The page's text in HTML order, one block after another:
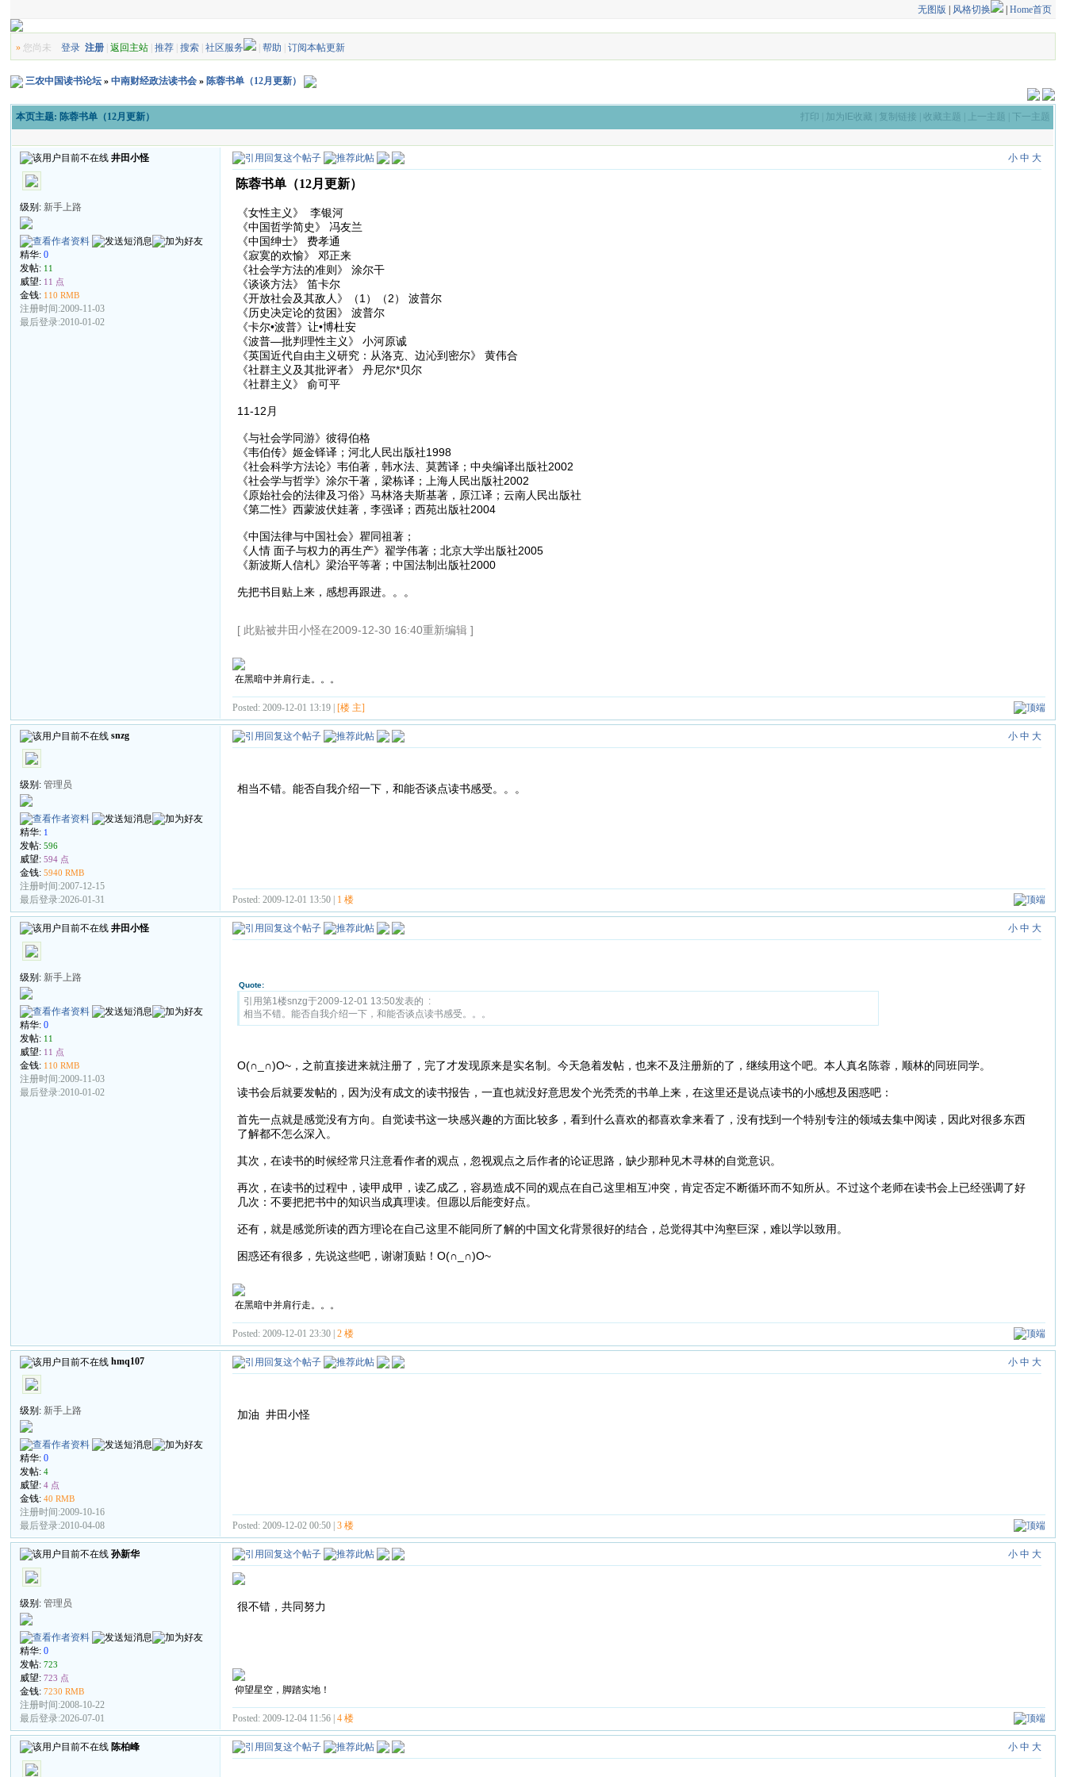
无图版 风格切换 | Home首页
» 您尚未登录 注册 |返回主站 |推荐 |搜索 |社区服务 |帮助 |订阅本帖更新
三农中国读书论坛 »中南财经政法读书会 » 陈蓉书单（12月更新）
本页主题: 陈蓉书单（12月更新） 打印 加为IE收藏 复制链接 收藏主题 上一主题 下一主题
井田小怪
级别: 新手上路
精华:0
发帖: 11
威望: 11 点
金钱: 110 RMB
注册时间:2009-11-03
最后登录:2010-01-02
小 中 大
陈蓉书单（12月更新）
《女性主义》 李银河
《中国哲学简史》 冯友兰
《中国绅士》 费孝通
《寂寞的欢愉》 邓正来
《社会学方法的准则》 涂尔干
《谈谈方法》 笛卡尔
《开放社会及其敌人》（1）（2） 波普尔
《历史决定论的贫困》 波普尔
《卡尔•波普》让•博杜安
《波普—批判理性主义》 小河原诚
《英国近代自由主义研究：从洛克、边沁到密尔》 黄伟合
《社群主义及其批评者》 丹尼尔*贝尔
《社群主义》 俞可平
11-12月
《与社会学同游》彼得伯格
《韦伯传》姬金铎译；河北人民出版社1998
《社会科学方法论》韦伯著，韩水法、莫茜译；中央编译出版社2002
《社会学与哲学》涂尔干著，梁栋译；上海人民出版社2002
《原始社会的法律及习俗》马林洛夫斯基著，原江译；云南人民出版社
《第二性》西蒙波伏娃著，李强译；西苑出版社2004
《中国法律与中国社会》瞿同祖著；
《人情 面子与权力的再生产》翟学伟著；北京大学出版社2005
《新波斯人信札》梁治平等著；中国法制出版社2000
先把书目贴上来，感想再跟进。。。
[ 此贴被井田小怪在2009-12-30 16:40重新编辑 ]
在黑暗中并肩行走。。。
Posted: 2009-12-01 13:19 |[楼 主]
snzg
级别:管理员
精华: 1
发帖:596
威望:594 点
金钱:5940 RMB
注册时间:2007-12-15
最后登录:2026-01-31
小 中 大
相当不错。能否自我介绍一下，和能否谈点读书感受。。。
Posted: 2009-12-01 13:50 | 1 楼
井田小怪
级别: 新手上路
精华:0
发帖: 11
威望: 11 点
金钱: 110 RMB
注册时间:2009-11-03
最后登录:2010-01-02
小 中 大
Quote:
引用第1楼snzg于2009-12-01 13:50发表的 :
相当不错。能否自我介绍一下，和能否谈点读书感受。。。
O(∩_∩)O~，之前直接进来就注册了，完了才发现原来是实名制。今天急着发帖，也来不及注册新的了，继续用这个吧。本人真名陈蓉，顺林的同班同学。
读书会后就要发帖的，因为没有成文的读书报告，一直也就没好意思发个光秃秃的书单上来，在这里还是说点读书的小感想及困惑吧：
首先一点就是感觉没有方向。自觉读书这一块感兴趣的方面比较多，看到什么喜欢的都喜欢拿来看了，没有找到一个特别专注的领域去集中阅读，因此对很多东西
了解都不怎么深入。
其次，在读书的时候经常只注意看作者的观点，忽视观点之后作者的论证思路，缺少那种见木寻林的自觉意识。
再次，在读书的过程中，读甲成甲，读乙成乙，容易造成不同的观点在自己这里相互冲突，肯定否定不断循环而不知所从。不过这个老师在读书会上已经强调了好
几次：不要把把书中的知识当成真理读。但愿以后能变好点。
还有，就是感觉所读的西方理论在自己这里不能同所了解的中国文化背景很好的结合，总觉得其中沟壑巨深，难以学以致用。
困惑还有很多，先说这些吧，谢谢顶贴！O(∩_∩)O~
在黑暗中并肩行走。。。
Posted: 2009-12-01 23:30 |2 楼
hmq107
级别: 新手上路
精华:0
发帖:4
威望:4 点
金钱:40 RMB
注册时间:2009-10-16
最后登录:2010-04-08
小 中 大
加油 井田小怪
Posted: 2009-12-02 00:50 |3 楼
孙新华
级别:管理员
精华:0
发帖:723
威望:723 点
金钱:7230 RMB
注册时间:2008-10-22
最后登录:2026-07-01
小 中 大
很不错，共同努力
仰望星空，脚踏实地！
Posted: 2009-12-04 11:56 |4 楼
陈柏峰 小 中 大